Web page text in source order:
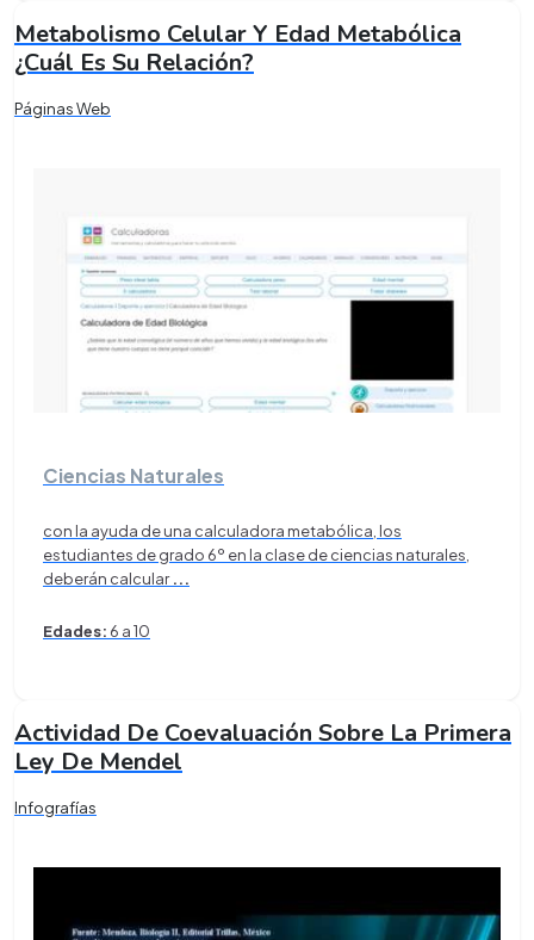
Metabolismo Celular Y Edad Metabólica
¿Cuál Es Su Relación?
Páginas Web
Ciencias Naturales
con la ayuda de una calculadora metabólica, los
estudiantes de grado 6º en la clase de ciencias naturales,
deberán calcular...
Edades: 6 a 10
Actividad De Coevaluación Sobre La Primera
Ley De Mendel
Infografías